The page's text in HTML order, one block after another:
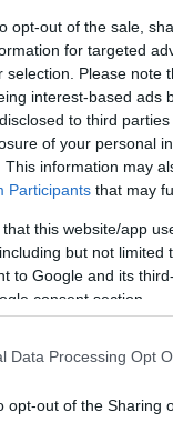
opt-out of the sale,
for targeted
selection. Please note
interest-based ads
to third
of your personal
This information may
Participants that may
that this website/app
but not limited
to Google and its
consent section.
Data Processing Opt
opt-out of the Sharing
ώρα
φαίνεται,
του
του